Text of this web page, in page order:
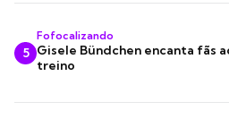
5
Fofocalizando
Gisele Bündchen encanta fãs
treino